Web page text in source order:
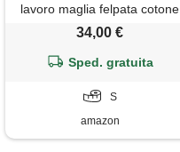
lavoro maglia felpata cotone
con zip intera tasche zip
smoke, taglia: s
34,00 €
Sped. gratuita
S
amazon